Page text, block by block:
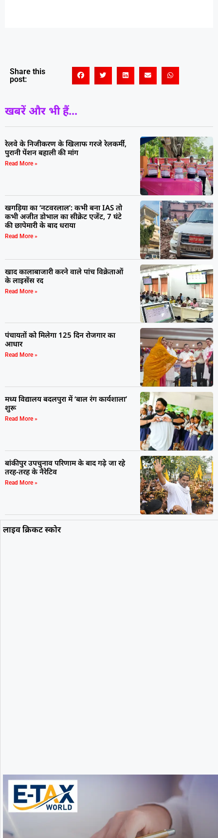
Share this
post:
खबरें और भी हैं...
रेलवे के निजीकरण के खिलाफ गरजे रेलकर्मी,
पुरानी पेंशन बहाली की मांग
Read More »
खगड़िया का ‘नटवरलाल’: कभी बना IAS तो
कभी अजीत डोभाल का सीक्रेट एजेंट, 7 घंटे
की छापेमारी के बाद धराया
Read More »
खाद कालाबाजारी करने वाले पांच विक्रेताओं
के लाइसेंस रद
Read More »
पंचायतों को मिलेगा 125 दिन रोजगार का
आधार
Read More »
मध्य विद्यालय बदलपुरा में ‘बाल रंग कार्यशाला’
शुरू
Read More »
बांकीपुर उपचुनाव परिणाम के बाद गढ़े जा रहे
तरह-तरह के नैरेटिव
Read More »
लाइव क्रिकट स्कोर